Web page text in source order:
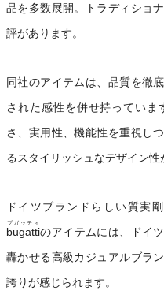
品を多数展開。トラディショ
評があります。
同社のアイテムは、品質を徹
された感性を併せ持っていま
さ、実用性、機能性を重視し
るスタイリッシュなデザイン性
ドイツブランドらしい質実
bugatti
ブガッティ
のアイテムには、ドイ
轟かせる高級カジュアルブラ
誇りが感じられます。